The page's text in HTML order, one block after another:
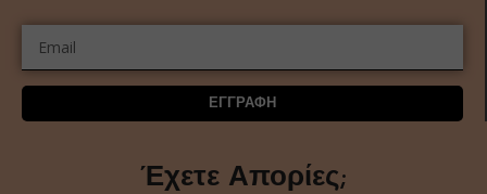
ΕΓΓΡΑΦΗ
Έχετε Απορίες;